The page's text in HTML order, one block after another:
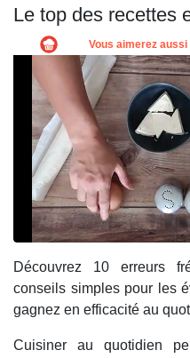
Le top des recettes
Découvrez 10 erreurs
conseils simples pour les
gagnez en efficacité au
Cuisiner au quotidien